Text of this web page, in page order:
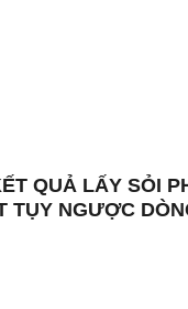
QUẢ LẤY SỎI
TỤY NGƯỢC